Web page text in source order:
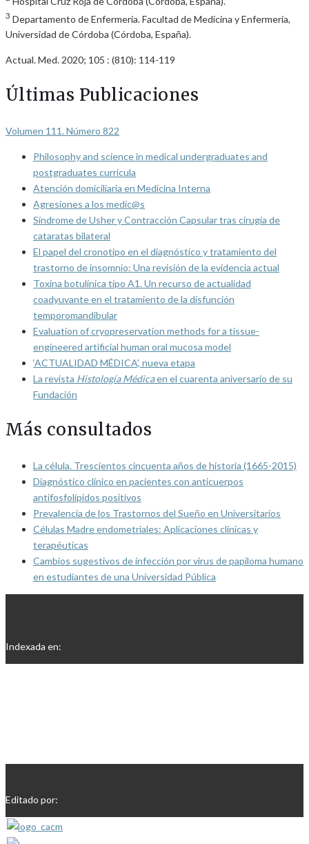
3 Departamento de Enfermería. Facultad de Medicina y Enfermería,
Universidad de Córdoba (Córdoba, España).
Actual. Med. 2020; 105 : (810): 114-119
Últimas Publicaciones
Volumen 111. Número 822
Philosophy and science in medical undergraduates and
postgraduates curricula
Atención domiciliaria en Medicina Interna
Agresiones a los medic@s
Síndrome de Usher y Contracción Capsular tras cirugía de
cataratas bilateral
El papel del cronotipo en el diagnóstico y tratamiento del
trastorno de insomnio: Una revisión de la evidencia actual
Toxina botulínica tipo A1. Un recurso de actualidad
coadyuvante en el tratamiento de la disfunción
temporomandibular
Evaluation of cryopreservation methods for a tissue-
engineered artificial human oral mucosa model
‘ACTUALIDAD MÉDICA’, nueva etapa
La revista Histología Médicaen el cuarenta aniversario de su
Fundación
Más consultados
La célula. Trescientos cincuenta años de historia (1665-2015)
Diagnóstico clínico en pacientes con anticuerpos
antifosfolípidos positivos
Prevalencia de los Trastornos del Sueño en Universitarios
Células Madre endometriales: Aplicaciones clínicas y
terapéuticas
Cambios sugestivos de infección por virus de papiloma humano
en estudiantes de una Universidad Pública
Indexada en:
Editado por: